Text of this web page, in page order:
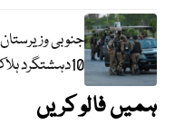
جنوبی وزیرستان
10دہشتگرد ہلاک
ہمیں فالو کریں